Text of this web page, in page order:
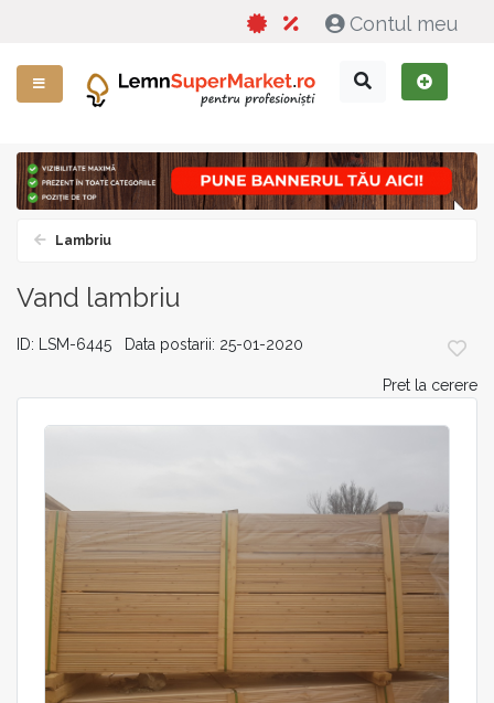
Contul meu
Lambriu
Vand lambriu
ID: LSM-6445 Data postarii: 25-01-2020
Pret la cerere